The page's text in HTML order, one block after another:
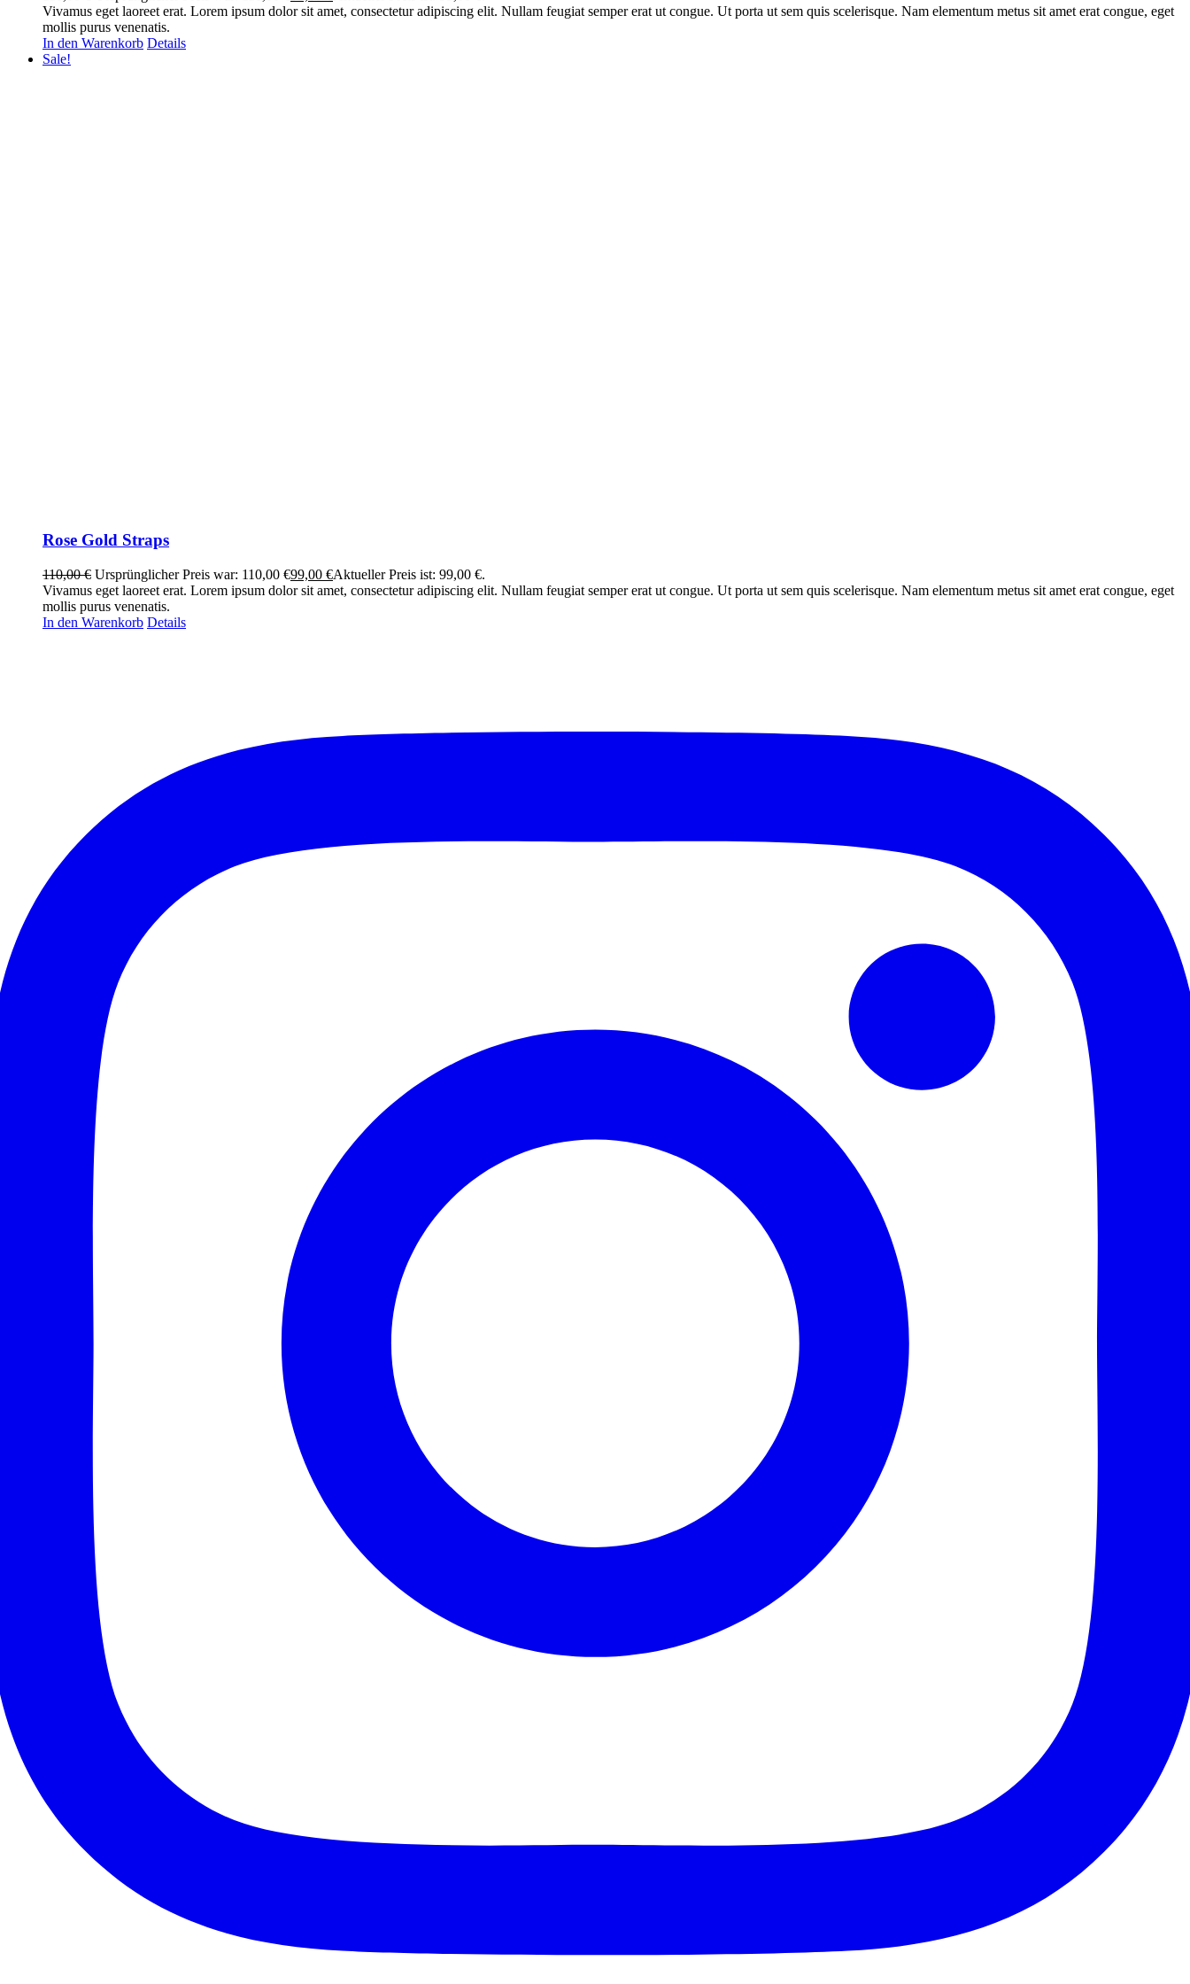
Vivamus eget laoreet erat. Lorem ipsum dolor sit amet, consectetur adipiscing elit. Nullam feugiat semper erat ut congue. Ut porta ut sem quis scelerisque. Nam elementum metus sit amet erat congue, eget
mollis purus venenatis.
In den Warenkorb Details
Sale!
Rose Gold Straps
110,00€ Ursprünglicher Preis war: 110,00 €99,00 €Aktueller Preis ist: 99,00 €.
Vivamus eget laoreet erat. Lorem ipsum dolor sit amet, consectetur adipiscing elit. Nullam feugiat semper erat ut congue. Ut porta ut sem quis scelerisque. Nam elementum metus sit amet erat congue, eget
mollis purus venenatis.
In den Warenkorb Details